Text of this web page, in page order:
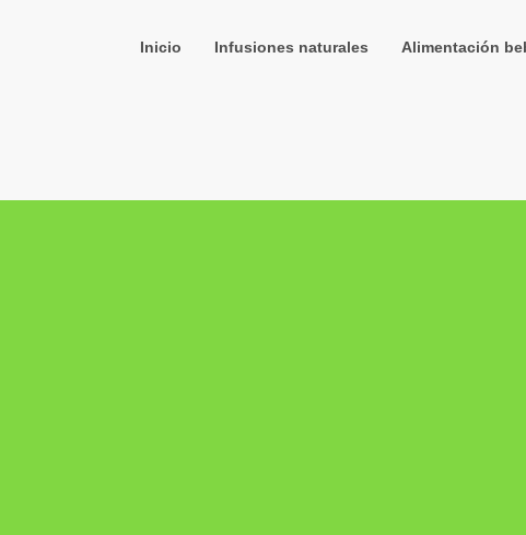
Inicio Infusiones naturales Alimentación